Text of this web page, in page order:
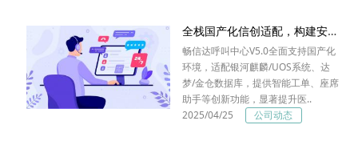
全栈国产化信创适配，构建安全可控的呼叫中心系统
畅信达呼叫中心V5.0全面支持国产化
环境，适配银河麒麟/UOS系统、达
梦/金仓数据库，提供智能工单、座席
助手等创新功能，显著提升医..
2025/04/25
公司动态